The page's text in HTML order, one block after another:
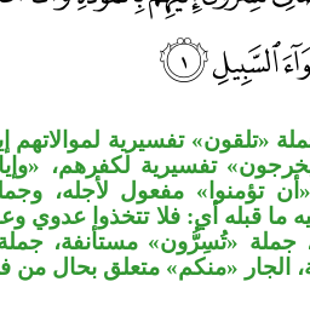
«تلقون» تفسيرية
تفسيرية لكفرهم،
تؤمنوا» مفعول لأجله،
قبله أي: فلا تتخذوا عدوي
«تُسِرُّون» مستأنفة،
الجار «منكم» متعلق بحال من